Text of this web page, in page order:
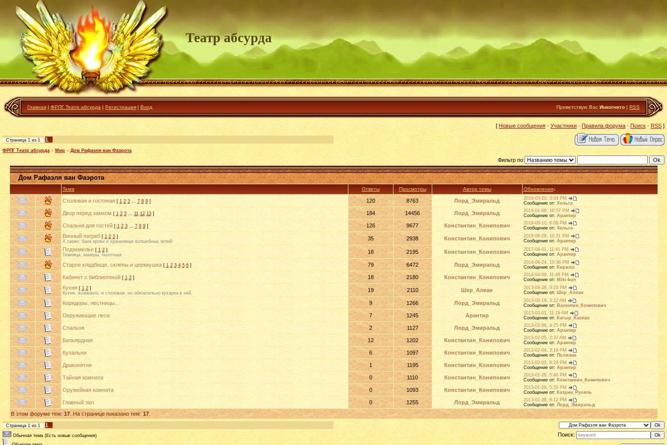
Театр абсурда
Главная | ФРПГ Театр абсурда | Регистрация | Вход Приветствую Вас Инкогнито | RSS
[ Новые сообщения · Участники · Правила форума·Поиск · RSS]
Страница 1 из 1 1
ФРПГ Театр абсурда » Мир » Дом Рафаэля ван Фаэрота
Фильтр по:
Дом Рафаэля ван Фаэрота
Тема Ответы Просмотры Автор темы Обновления↓
Столовая и гостиная [ 1 2 3…7 8 9] 120 8763 Лорд_Эмиральд
2019-03-10, 3:04 PM
Сообщение от: Хельга
Двор перед замком [ 1 2 3… 11 12 13] 184 14456 Лорд_Эмиральд
2019-01-06, 10:57 PM
Сообщение от: Арантир
Спальня для гостей [ 1 2 3…7 8 9] 126 9677 Константин_Конипович
2018-09-10, 6:09 PM
Сообщение от: Хельга
Винный погреб [1 2 3]
А также: банк крови и хранилище волшебных зелий
35 2938 Константин_Конипович
2018-08-29, 10:31 PM
Сообщение от: Арантир
Подземелье [1 2]
Темница, камеры, пыточная
18 2195 Константин_Конипович
2017-04-01, 11:41 PM
Сообщение от: Арантир
Старое кладбище, склепы и церквушка [ 1 2 3 4 5 6] 79 6472 Лорд_Эмиральд
2014-06-24, 10:36 PM
Сообщение от: Кирилл
Кабинет с библиотекой [ 1 2] 18 2180 Константин_Конипович
2014-04-09, 11:46 PM
Сообщение от: Miki-kun
Кухня [1 2]
Кухня, возможно, и столовая, но обязательно кухарка в ней.
19 2110 Шер_Алеан
2013-09-28, 9:23 PM
Сообщение от: Шер_Алеан
Коридоры, лестницы... 9 1266 Лорд_Эмиральд
2013-03-19, 3:22 AM
Сообщение от: Валентин_Конипович
Окружающие леса 7 1245 Арантир
2013-03-01, 11:19 AM
Сообщение от: Кагыр_Каэлах
Спальня 2 1127 Лорд_Эмиральд
2013-02-06, 4:25 PM
Сообщение от: Арантир
Бильярдная 12 1202 Константин_Конипович
2013-02-05, 2:37 AM
Сообщение от: Арантир
Купальни 6 1097 Константин_Конипович
2013-02-04, 3:19 PM
Сообщение от: Полиана
Драконятня 1 1195 Константин_Конипович
2013-02-03, 8:24 PM
Сообщение от: Арантир
Тайная комната 0 1110 Константин_Конипович
2013-01-29, 5:46 PM
Сообщение от: Константин_Конипович
Оружейная комната 0 1093 Константин_Конипович
2013-01-29, 5:33 PM
Сообщение от: Катрин_Руояль
Главный зал 0 1255 Лорд_Эмиральд
2013-01-28, 8:12 PM
Сообщение от: Лорд_Эмиральд
В этом форуме тем: 17. На странице показано тем:17.
Страница 1 из 1 1
Обычная тема (Есть новые сообщения)
Поиск: